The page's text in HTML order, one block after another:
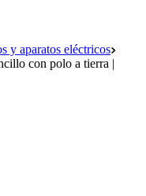
y aparatos eléctricos
con polo a tierra |